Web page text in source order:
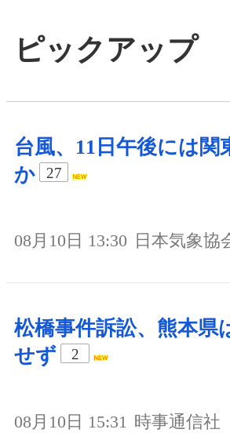
ピックアップ
台風、11日午後には関
か
27
08月10日 13:30 日本気象協
松橋事件訴訟、熊本県
せず
2
08月10日 15:31 時事通信社